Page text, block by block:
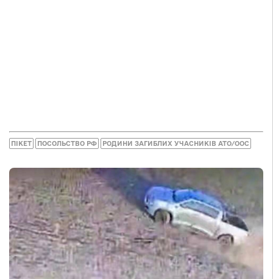
ПІКЕТ ПОСОЛЬСТВО РФ РОДИНИ ЗАГИБЛИХ УЧАСНИКІВ АТО/ООС